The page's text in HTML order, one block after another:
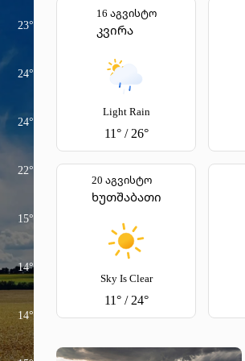
23°
24°
24°
22°
15°
14°
14°
16 აგვისტო
კვირა
Light Rain
11°/26°
20 აგვისტო
ხუთშაბათი
Sky Is Clear
11°/24°